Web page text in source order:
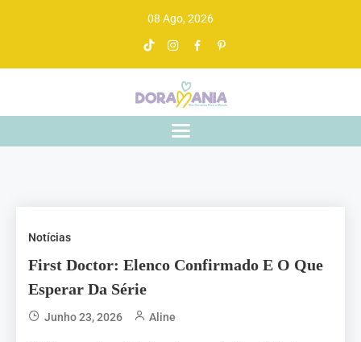
08 Ago, 2026
Doramania
De drama asiático a gente entende
Notícias
First Doctor: Elenco Confirmado E O Que
Esperar Da Série
Junho 23, 2026 Aline